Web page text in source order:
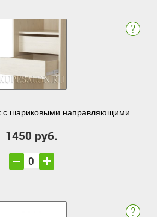
с шариковыми направляющими
1450 руб.